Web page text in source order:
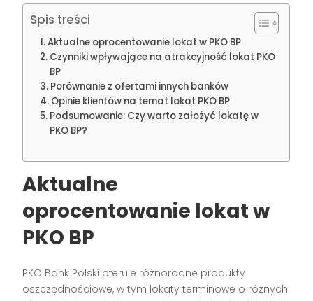
Spis treści
Aktualne oprocentowanie lokat w PKO BP
Czynniki wpływające na atrakcyjność lokat PKO
BP
Porównanie z ofertami innych banków
Opinie klientów na temat lokat PKO BP
Podsumowanie: Czy warto założyć lokatę w
PKO BP?
Aktualne
oprocentowanie lokat w
PKO BP
PKO Bank Polski oferuje różnorodne produkty
oszczędnościowe, w tym lokaty terminowe o różnych